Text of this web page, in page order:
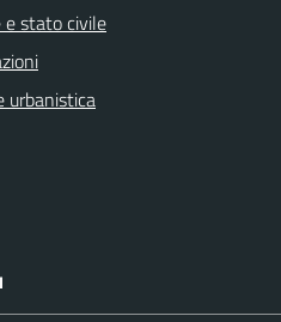
e stato civile
urbanistica